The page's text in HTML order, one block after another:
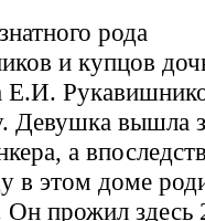
рода
и купцов
Е.И.
Девушка вышла
а
в этом доме
прожил здесь